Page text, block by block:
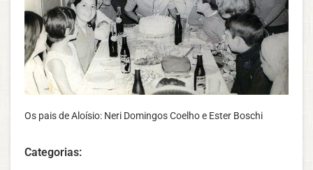
Os pais de Aloísio: Neri Domingos Coelho e Ester Boschi
Categorias: